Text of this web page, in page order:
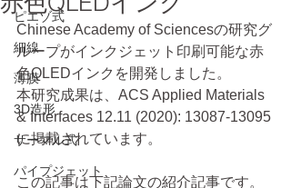
ピエゾ式
細線
薄膜
3D造形
サーマル式
パイプジェット
Chinese Academy of Sciencesの研究グ
ループがインクジェット印刷可能な赤
色QLEDインクを開発しました。
本研究成果は、ACS Applied Materials
& Interfaces 12.11 (2020): 13087-13095
に掲載されています。
この記事は下記論文の紹介記事です。